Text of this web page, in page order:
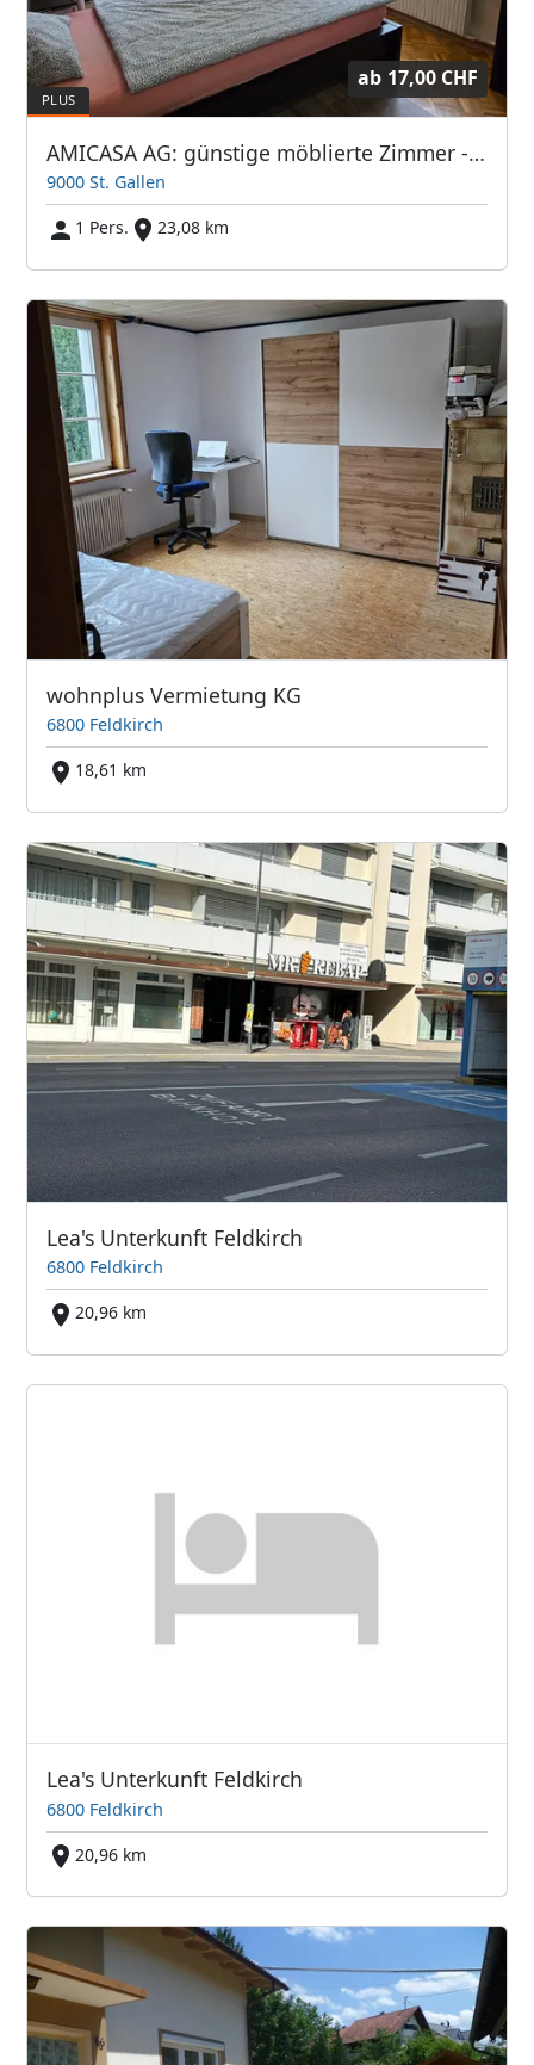
ab 17,00 CHF
AMICASA AG: günstige möblierte Zimmer - sauber, hell und freundlich
9000 St. Gallen
1 Pers.
23,08 km
wohnplus Vermietung KG
6800 Feldkirch
18,61 km
Lea's Unterkunft Feldkirch
6800 Feldkirch
20,96 km
Lea's Unterkunft Feldkirch
6800 Feldkirch
20,96 km